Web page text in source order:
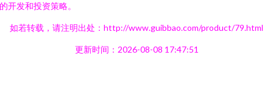
开发和投资策略。
如若转载，请注明出处：http://www.guibbao.com/product/79.html
更新时间：2026-08-08 17:47:51